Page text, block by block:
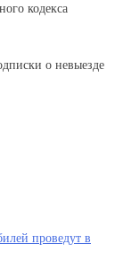
кодекса
о невыезде
проведут в